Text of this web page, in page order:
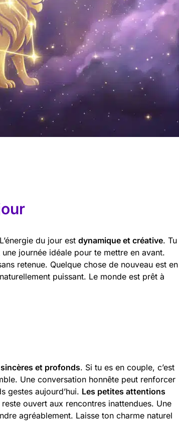
du jour est dynamique et créative. Tu
journée idéale pour te mettre en avant.
retenue. Quelque chose de nouveau est en
puissant. Le monde est prêt à
et profonds. Si tu es en couple, c’est
Une conversation honnête peut renforcer
gestes aujourd’hui. Les petites attentions
ouvert aux rencontres inattendues. Une
agréablement. Laisse ton charme naturel